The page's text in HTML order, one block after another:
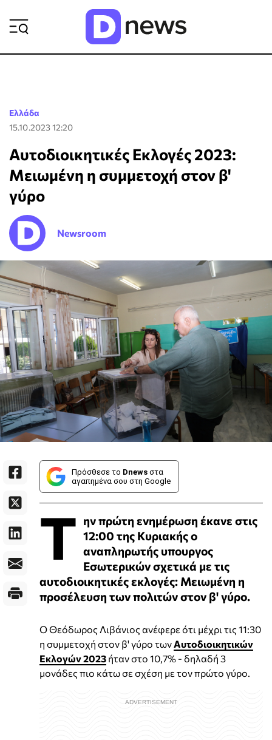
Ελλάδα
15.10.2023 12:20
Αυτοδιοικητικές Εκλογές 2023:
Μειωμένη η συμμετοχή στον β'
γύρο
Newsroom
Πρόσθεσε το Dnews στα
αγαπημένα σου στη Google
T ην πρώτη ενημέρωση έκανε στις
12:00 της Κυριακής ο
αναπληρωτής υπουργος
Eσωτερικών σχετικά με τις
αυτοδιοικητικές εκλογές: Μειωμένη η
προσέλευση των πολιτών στον β' γύρο.
O Θεόδωρος Λιβάνιος ανέφερε ότι μέχρι τις 11:30
η συμμετοχή στον β' γύρο των Αυτοδιοικητικών
Εκλογών 2023 ήταν στο 10,7% - δηλαδή 3
μονάδες πιο κάτω σε σχέση με τον πρώτο γύρο.